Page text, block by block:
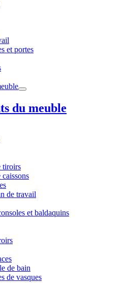
et portes
du meuble
tiroirs
caissons
de travail
et baldaquins
de bain
de vasques